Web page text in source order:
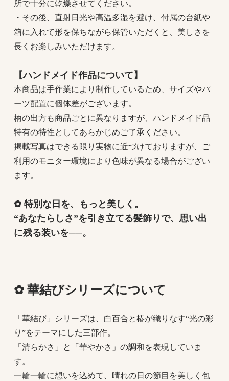
所で十分に乾燥させてください。
・その後、直射日光や高温多湿を避け、付属の台紙や
箱に入れて形を保ちながら保管いただくと、美しさを
長くお楽しみいただけます。
【ハンドメイド作品について】
本商品は手作業により制作しているため、サイズやパ
ーツ配置に個体差がございます。
柄の出方も商品ごとに異なりますが、ハンドメイド品
特有の特性としてあらかじめご了承ください。
掲載写真はできる限り実物に近づけておりますが、ご
利用のモニター環境により色味が異なる場合がござい
ます。
✿ 特別な日を、もっと美しく。
“あなたらしさ”を引き立てる髪飾りで、思い出
に残る装いを──。
✿ 華結びシリーズについて
「華結び」シリーズは、白百合と椿が織りなす“光の彩
り”をテーマにした三部作。
「清らかさ」と「華やかさ」の調和を表現していま
す。
一輪一輪に想いを込めて、晴れの日の節目を美しく包